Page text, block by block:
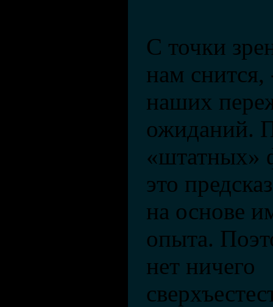
С точки
нам снится,
наших
ожиданий.
«штатных»
это
на основе
опыта.
нет ничего